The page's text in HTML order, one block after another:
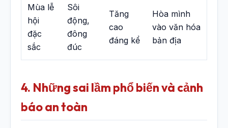
Mùa lễ
hội
đặc
sắc
Sôi
động,
đông
đúc
Tăng
cao
đáng kể
Hòa mình
vào văn hóa
bản địa
4. Những sai lầm phổ biến và cảnh
báo an toàn